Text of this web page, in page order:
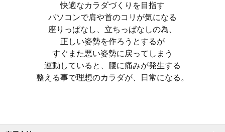
快適なカラダづくりを目指す
パソコンで肩や首のコリが気になる
座りっぱなし、立ちっぱなしの為、
正しい姿勢を作ろうとするが
すぐまた悪い姿勢に戻ってしまう
運動していると、腰に痛みが発生する
整える事で理想のカラダが、日常になる。